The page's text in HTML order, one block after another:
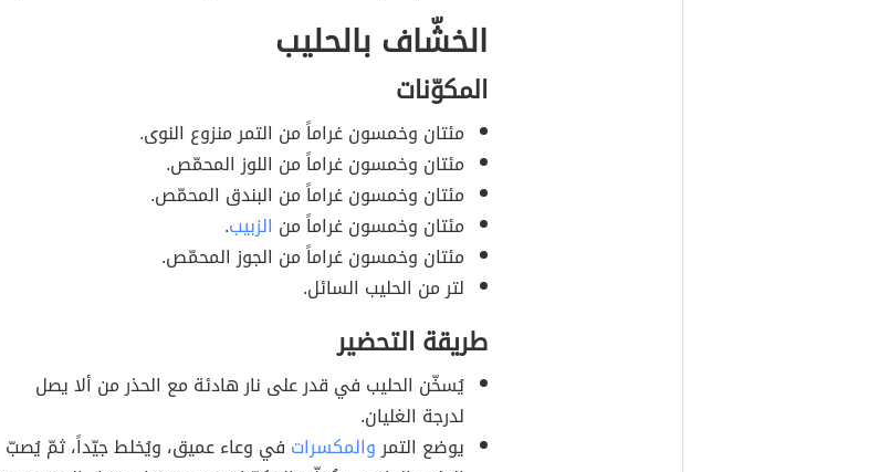
الخشّاف بالحليب
المكوّنات
مئتان وخمسون غراماً من التمر منزوع النوى.
مئتان وخمسون غراماً من اللوز المحمّص.
مئتان وخمسون غراماً من البندق المحمّص.
مئتان وخمسون غراماً من الزبيب.
مئتان وخمسون غراماً من الجوز المحمّص.
لتر من الحليب السائل.
طريقة التحضير
يُسخّن الحليب في قدر على نار هادئة مع الحذر من ألا يصل
لدرجة الغليان.
يوضع التمروالمكسرات في وعاء عميق، ويُخلط جيّداً، ثمّ يُصبّ